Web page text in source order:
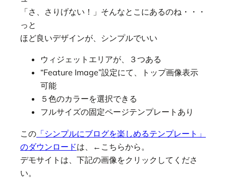
「さ、さりげない！」そんなとこにあるのね・・・
っと
ほど良いデザインが、シンプルでいい
ウィジェットエリアが、３つある
“Feature Image”設定にて、トップ画像表示
可能
５色のカラーを選択できる
フルサイズの固定ページテンプレートあり
この 「シンプルにブログを楽しめるテンプレート」
のダウンロードは、←こちらから。
デモサイトは、下記の画像をクリックしてくださ
い。